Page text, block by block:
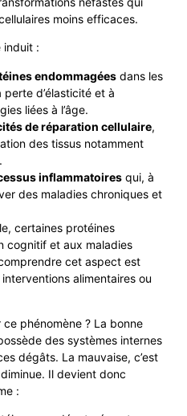
moins efficaces.
induit :
endommagées dans les
d’élasticité et à
liées à l’âge.
de réparation cellulaire,
des tissus notamment
inflammatoires qui, à
des maladies chroniques et
certaines protéines
cognitif et aux maladies
cet aspect est
alimentaires ou
phénomène ? La bonne
des systèmes internes
dégâts. La mauvaise, c’est
Il devient donc
: